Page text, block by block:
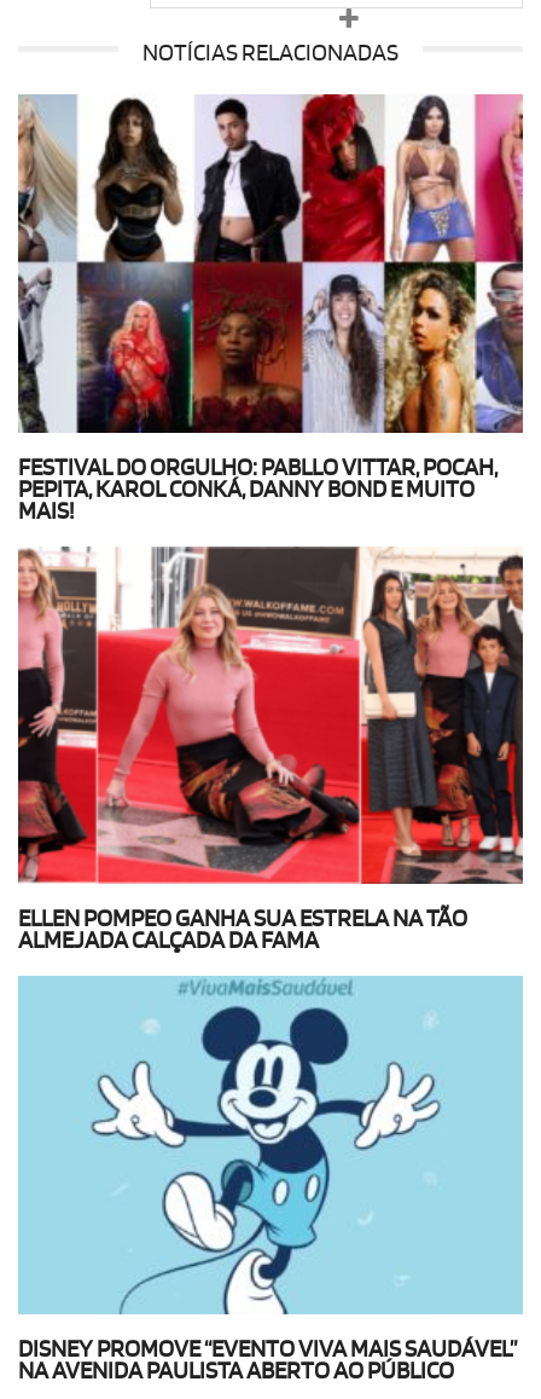
NOTÍCIAS RELACIONADAS
FESTIVAL DO ORGULHO: PABLLO VITTAR, POCAH,
PEPITA, KAROL CONKÁ, DANNY BOND E MUITO
MAIS!
ELLEN POMPEO GANHA SUA ESTRELA NA TÃO
ALMEJADA CALÇADA DA FAMA
DISNEY PROMOVE “EVENTO VIVA MAIS SAUDÁVEL”
NA AVENIDA PAULISTA ABERTO AO PÚBLICO